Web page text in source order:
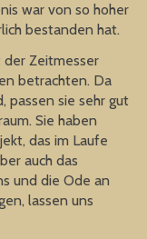
war von so hoher
bestanden hat.
Zeitmesser
betrachten. Da
passen sie sehr gut
Sie haben
das im Laufe
auch das
und die Ode an
lassen uns